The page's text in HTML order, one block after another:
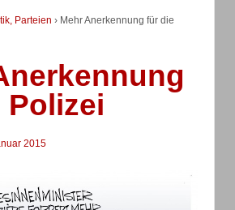
Parteien › Mehr Anerkennung für die
2015